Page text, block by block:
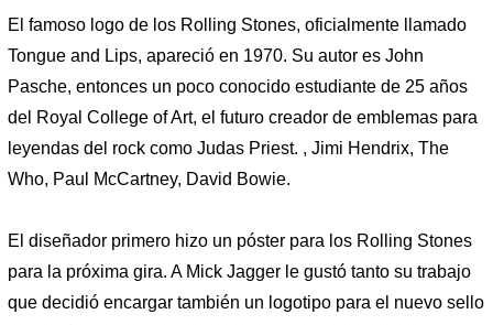
El famoso logo de los Rolling Stones, oficialmente llamado
Tongue and Lips, apareció en 1970. Su autor es John
Pasche, entonces un poco conocido estudiante de 25 años
del Royal College of Art, el futuro creador de emblemas para
leyendas del rock como Judas Priest. , Jimi Hendrix, The
Who, Paul McCartney, David Bowie.
El diseñador primero hizo un póster para los Rolling Stones
para la próxima gira. A Mick Jagger le gustó tanto su trabajo
que decidió encargar también un logotipo para el nuevo sello